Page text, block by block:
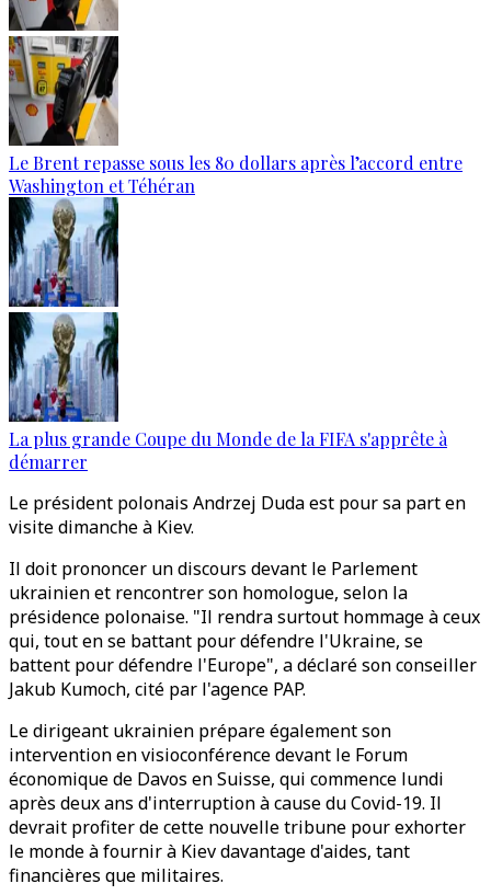
Le Brent repasse sous les 80 dollars après l’accord entre
Washington et Téhéran
La plus grande Coupe du Monde de la FIFA s'apprête à
démarrer
Le président polonais Andrzej Duda est pour sa part en
visite dimanche à Kiev.
Il doit prononcer un discours devant le Parlement
ukrainien et rencontrer son homologue, selon la
présidence polonaise. "Il rendra surtout hommage à ceux
qui, tout en se battant pour défendre l'Ukraine, se
battent pour défendre l'Europe", a déclaré son conseiller
Jakub Kumoch, cité par l'agence PAP.
Le dirigeant ukrainien prépare également son
intervention en visioconférence devant le Forum
économique de Davos en Suisse, qui commence lundi
après deux ans d'interruption à cause du Covid-19. Il
devrait profiter de cette nouvelle tribune pour exhorter
le monde à fournir à Kiev davantage d'aides, tant
financières que militaires.